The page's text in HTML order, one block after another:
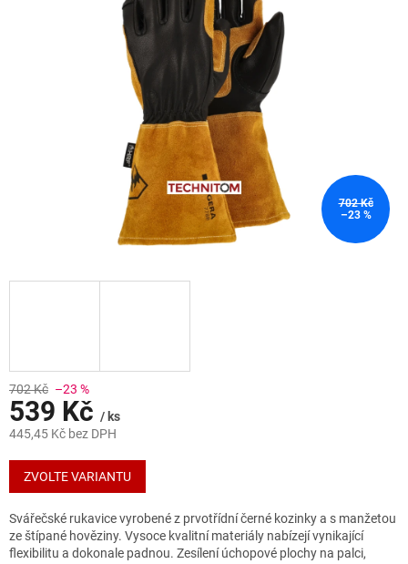
702 Kč
–23 %
702 Kč –23 %
539 Kč / ks
445,45 Kč bez DPH
Měrná
cena:
ZVOLTE VARIANTU
Svářečské rukavice vyrobené z prvotřídní černé kozinky a s manžetou
ze štípané hověziny. Vysoce kvalitní materiály nabízejí vynikající
flexibilitu a dokonale padnou. Zesílení úchopové plochy na palci,